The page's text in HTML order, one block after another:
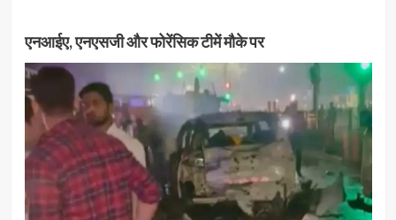
एनआईए, एनएसजी और फोरेंसिक टीमें मौके पर